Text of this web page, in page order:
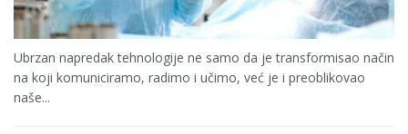
Ubrzan napredak tehnologije ne samo da je transformisao način
na koji komuniciramo, radimo i učimo, već je i preoblikovao
naše...